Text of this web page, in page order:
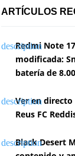
ARTÍCULOS
Redmi Note
modificada:
batería de
Ver en directo
Reus FC
Black Desert